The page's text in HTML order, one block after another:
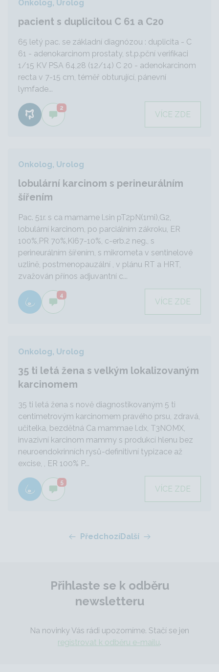
Onkolog, Urolog
pacient s duplicitou C 61 a C20
65 letý pac. se základní diagnózou : duplicita - C
61 - adenokarcinom prostaty, st.p.pční verifikaci
1/15 KV PSA 64,28 (12/14) C 20 - adenokarcinom
recta v 7-15 cm, téměř obturující, pánevní
lymfade...
2
VÍCE ZDE
Onkolog, Urolog
lobulární karcinom s perineurálním
šířením
Pac. 51r. s ca mamame l.sin pT2pN(1mi),G2,
lobulární karcinom, po parciálním zákroku, ER
100%,PR 70%,Ki67-10%, c-erb.2 neg., s
perineurálním šířením, s mikrometa v sentinelové
uzlině, postmenopauzální , v plánu RT a HRT,
zvažován přínos adjuvantní c...
4
VÍCE ZDE
Onkolog, Urolog
35 ti letá žena s velkým lokalizovaným
karcinomem
35 ti letá žena s nově diagnostikovaným 5 ti
centimetrovým karcinomem pravého prsu, zdravá,
učitelka, bezdětná Ca mammae l.dx, T3NOMX,
invazivní karcinom mammy s produkcí hlenu bez
neuroendokrinních rysů-definitivní typizace až
excise, , ER 100% P...
5
VÍCE ZDE
PředchozíDalší
Přihlaste se k odběru
newsletteru
Na novinky Vás rádi upozorníme. Stačí se jen
registrovat k odběru e-mailu.